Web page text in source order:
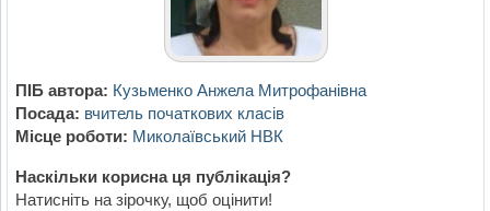
ПІБ автора: Кузьменко Анжела Митрофанівна
Посада: вчитель початкових класів
Місце роботи: Миколаївський НВК
Наскільки корисна ця публікація?
Натисніть на зірочку, щоб оцінити!